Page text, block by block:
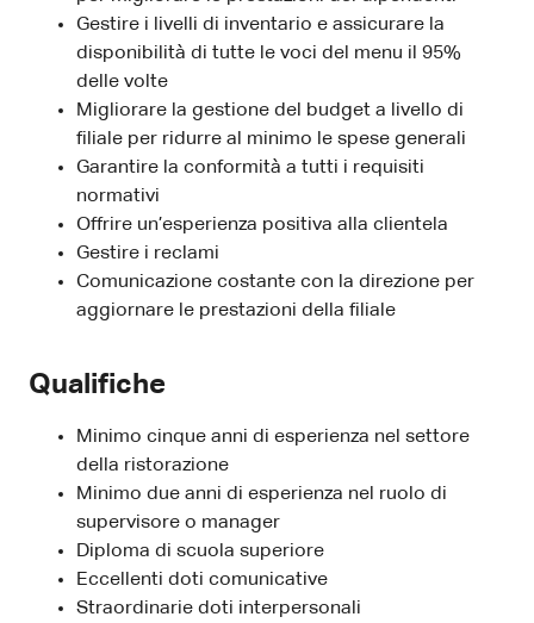
Gestire i livelli di inventario e assicurare la
disponibilità di tutte le voci del menu il 95%
delle volte
Migliorare la gestione del budget a livello di
filiale per ridurre al minimo le spese generali
Garantire la conformità a tutti i requisiti
normativi
Offrire un’esperienza positiva alla clientela
Gestire i reclami
Comunicazione costante con la direzione per
aggiornare le prestazioni della filiale
Qualifiche
Minimo cinque anni di esperienza nel settore
della ristorazione
Minimo due anni di esperienza nel ruolo di
supervisore o manager
Diploma di scuola superiore
Eccellenti doti comunicative
Straordinarie doti interpersonali